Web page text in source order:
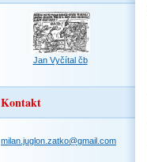
Jan Vyčítal čb
Kontakt
milan.juglon.zatko@gmail.com